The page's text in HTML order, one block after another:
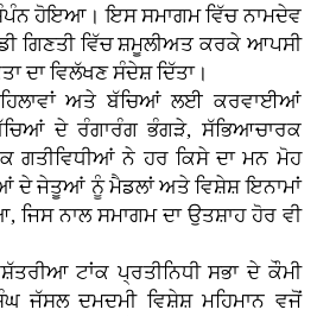
ਹੋਇਆ। ਇਸ ਸਮਾਗਮ ਵਿੱਚ ਨਾਮਦੇਵ
ਗਿਣਤੀ ਵਿੱਚ ਸ਼ਮੂਲੀਅਤ ਕਰਕੇ ਆਪਸੀ
ਦਾ ਵਿਲੱਖਣ ਸੰਦੇਸ਼ ਦਿੱਤਾ।
ਅਤੇ ਬੱਚਿਆਂ ਲਈ ਕਰਵਾਈਆਂ
ਦੇ ਰੰਗਾਰੰਗ ਭੰਗੜੇ, ਸੱਭਿਆਚਾਰਕ
ਗਤੀਵਿਧੀਆਂ ਨੇ ਹਰ ਕਿਸੇ ਦਾ ਮਨ ਮੋਹ
ਦੇ ਜੇਤੂਆਂ ਨੂੰ ਮੈਡਲਾਂ ਅਤੇ ਵਿਸ਼ੇਸ਼ ਇਨਾਮਾਂ
ਜਿਸ ਨਾਲ ਸਮਾਗਮ ਦਾ ਉਤਸ਼ਾਹ ਹੋਰ ਵੀ
ਟਾਂਕ ਪ੍ਰਤੀਨਿਧੀ ਸਭਾ ਦੇ ਕੌਮੀ
ਜੱਸਲ ਦਮਦਮੀ ਵਿਸ਼ੇਸ਼ ਮਹਿਮਾਨ ਵਜੋਂ